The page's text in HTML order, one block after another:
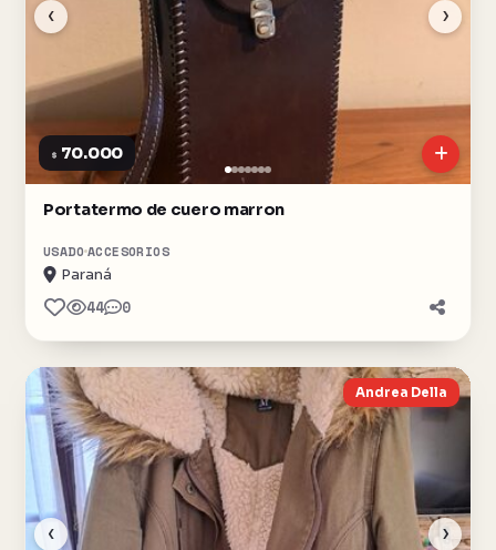
‹ ›
$ 70.000
Portatermo de cuero marron
USADO ACCESORIOS
Paraná
44 0
‹ ›
Andrea Della